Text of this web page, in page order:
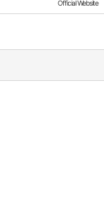
Official Website